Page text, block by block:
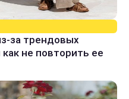
за трендовых
не повторить ее